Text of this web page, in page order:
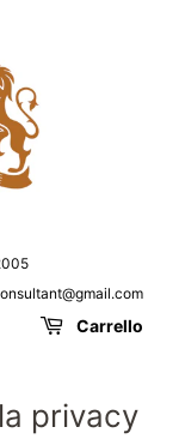
Carrello
privacy